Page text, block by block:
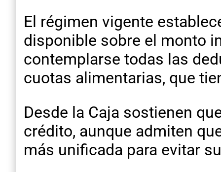
El régimen vigente
disponible sobre el monto
contemplarse todas las
cuotas alimentarias, que
Desde la Caja sostienen
crédito, aunque admiten
más unificada para evitar